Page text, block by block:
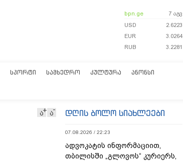
bpn.ge 7 აგვ
USD
2.6223
EUR
3.0264
RUB
3.2281
ᲡᲞᲝᲠᲢᲘ ᲡᲐᲛᲮᲔᲓᲠᲝ ᲙᲣᲚᲢᲣᲠᲐ ᲐᲜᲝᲜᲡᲘ
ა ა დღის ბოლო სიახლეები
07.08.2026 / 22:23
ადვოკატის ინფორმაციით,
თბილისში „გლოვოს“ კურიერს,